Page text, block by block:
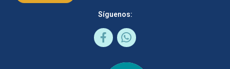
Síguenos: